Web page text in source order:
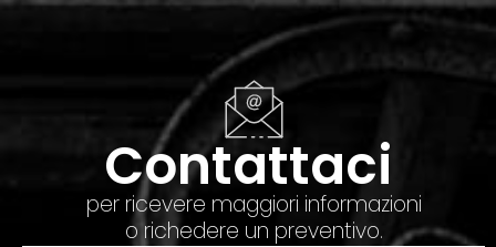
Contattaci
per ricevere maggiori informazioni
o richedere un preventivo.